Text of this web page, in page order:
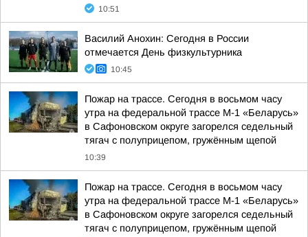
10:51
Василий Анохин: Сегодня в России
отмечается День физкультурника
10:45
Пожар на трассе. Сегодня в восьмом часу
утра на федеральной трассе М-1 «Беларусь»
в Сафоновском округе загорелся седельный
тягач с полуприцепом, гружённым щепой
10:39
Пожар на трассе. Сегодня в восьмом часу
утра на федеральной трассе М-1 «Беларусь»
в Сафоновском округе загорелся седельный
тягач с полуприцепом, гружённым щепой